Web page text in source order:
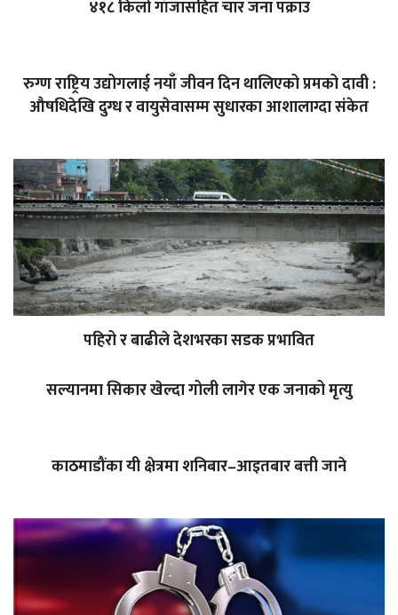
४१८ किलो गाँजासहित चार जना पक्राउ
रुग्ण राष्ट्रिय उद्योगलाई नयाँ जीवन दिन थालिएको प्रमको दावी :
औषधिदेखि दुग्ध र वायुसेवासम्म सुधारका आशालाग्दा संकेत
पहिरो र बाढीले देशभरका सडक प्रभावित
सल्यानमा सिकार खेल्दा गोली लागेर एक जनाको मृत्यु
काठमाडौंका यी क्षेत्रमा शनिबार–आइतबार बत्ती जाने